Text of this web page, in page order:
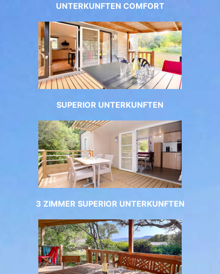
UNTERKUNFTEN COMFORT
SUPERIOR UNTERKUNFTEN
3 ZIMMER SUPERIOR UNTERKUNFTEN